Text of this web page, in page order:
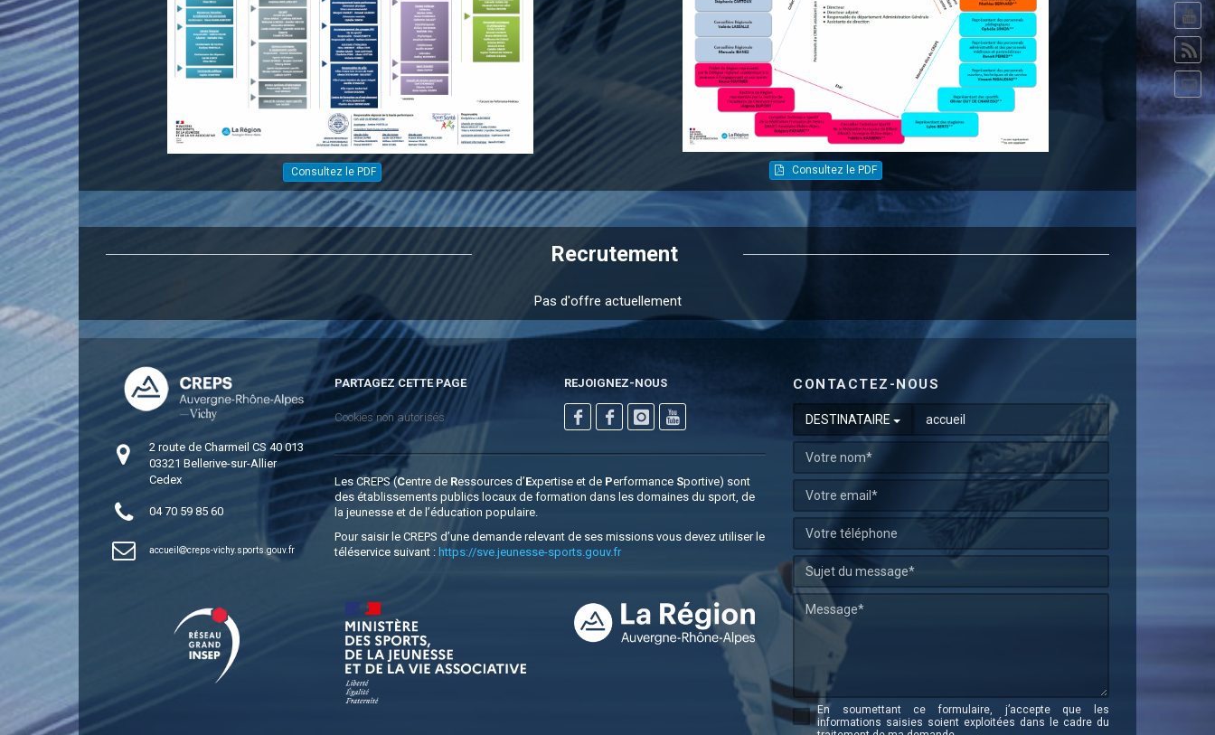
Consultez le PDF Consultez le PDF
Recrutement
Pas d'offre actuellement
2 route de Charmeil CS 40 013
03321 Bellerive-sur-Allier
Cedex
04 70 59 85 60
accueil creps-vichy.sports.gouv.fr
PARTAGEZ CETTE PAGE
Cookies non autorisés
REJOIGNEZ-NOUS
Les CREPS (Centre de Ressources d’Expertise et de Performance Sportive) sont
des établissements publics locaux de formation dans les domaines du sport, de
la jeunesse et de l’éducation populaire.
Pour saisir le CREPS d’une demande relevant de ses missions vous devez utiliser le
téléservice suivant : https://sve.jeunesse-sports.gouv.fr
CONTACTEZ-NOUS
DESTINATAIRE
En soumettant ce formulaire, j’accepte que les
informations saisies soient exploitées dans le cadre du